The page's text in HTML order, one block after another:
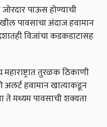
पाऊस होण्याची
पावसाचा अंदाज हवामान
विजांचा कडकडाटासह
तुरळक ठिकाणी
अलर्ट हवामान खात्याकडून
ते मध्यम पावसाची शक्यता